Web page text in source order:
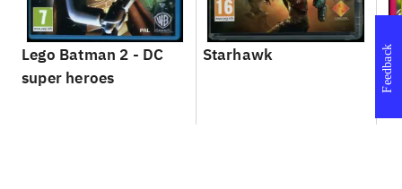
Lego Batman 2 - DC
super heroes
Starhawk Feedback